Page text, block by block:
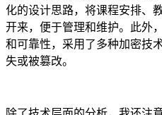
化的设计思路，将课程安排、
开来，便于管理和维护。此外
和可靠性，采用了多种加密技
失或被篡改。